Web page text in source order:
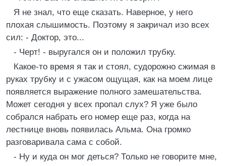
Я не знал, что еще сказать. Наверное, у него
плохая слышимость. Поэтому я закричал изо всех
сил: - Доктор, это...
- Черт! - выругался он и положил трубку.
Какое-то время я так и стоял, судорожно сжимая в
руках трубку и с ужасом ощущая, как на моем лице
появляется выражение полного замешательства.
Может сегодня у всех пропал слух? Я уже было
собрался набрать его номер еще раз, когда на
лестнице вновь появилась Альма. Она громко
разговаривала сама с собой.
- Ну и куда он мог деться? Только не говорите мне,